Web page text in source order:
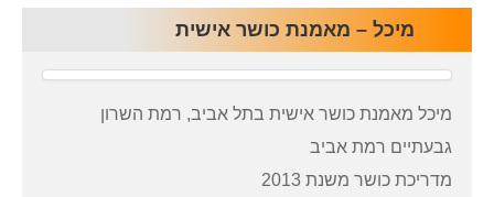
מיכל – מאמנת כושר אישית
מיכל מאמנת כושר אישית בתל אביב, רמת השרון
גבעתיים רמת אביב
מדריכת כושר משנת 2013